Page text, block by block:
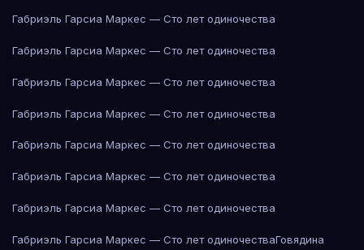
Габриэль Гарсиа Маркес — Сто лет одиночества
Габриэль Гарсиа Маркес — Сто лет одиночества
Габриэль Гарсиа Маркес — Сто лет одиночества
Габриэль Гарсиа Маркес — Сто лет одиночества
Габриэль Гарсиа Маркес — Сто лет одиночества
Габриэль Гарсиа Маркес — Сто лет одиночества
Габриэль Гарсиа Маркес — Сто лет одиночества
Габриэль Гарсиа Маркес — Сто лет одиночестваГовядина